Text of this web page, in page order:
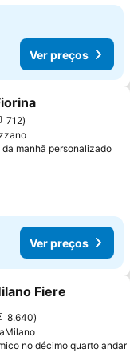
Ver preços
favoritos
712
manhã personalizado
Ver preços
favoritos
Fiere
8.640
no décimo quarto andar